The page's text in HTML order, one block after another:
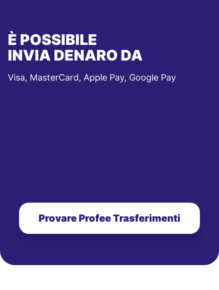
È POSSIBILE
INVIA DENARO DA
Visa, MasterCard, Apple Pay, Google Pay
Provare Profee Trasferimenti